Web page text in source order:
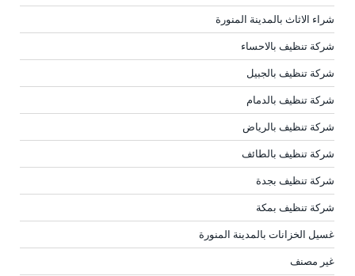
شراء الاثاث بالمدينة المنورة
شركة تنظيف بالاحساء
شركة تنظيف بالجبيل
شركة تنظيف بالدمام
شركة تنظيف بالرياض
شركة تنظيف بالطائف
شركة تنظيف بجدة
شركة تنظيف بمكة
غسيل الخزانات بالمدينة المنورة
غير مصنف